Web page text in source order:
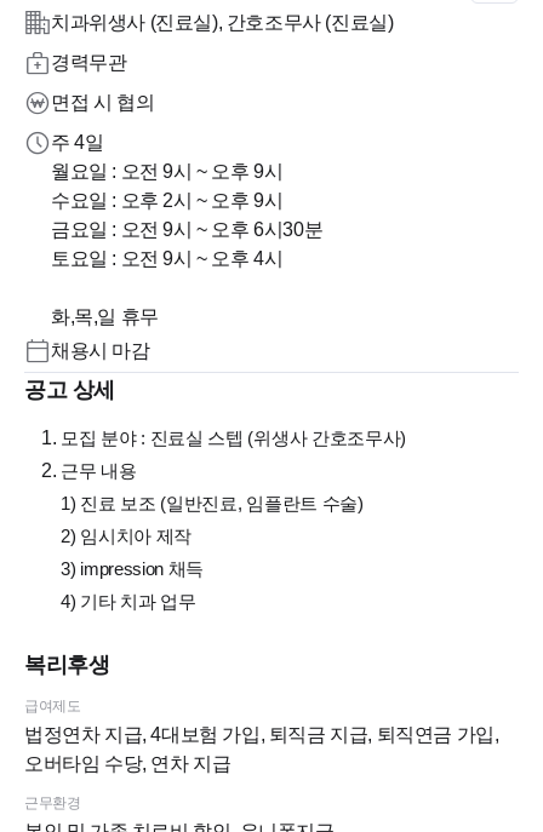
치과위생사 (진료실), 간호조무사 (진료실)
경력무관
면접 시 협의
주 4일
월요일 : 오전 9시 ~ 오후 9시
수요일 : 오후 2시 ~ 오후 9시
금요일 : 오전 9시 ~ 오후 6시30분
토요일 : 오전 9시 ~ 오후 4시
채용시 마감
공고 상세
모집 분야 : 진료실 스텝 (위생사 간호조무사)
근무 내용
1) 진료 보조 (일반진료, 임플란트 수술)
2) 임시치아 제작
3) impression 채득
4) 기타 치과 업무
복리후생
급여제도
법정연차 지급, 4대보험 가입, 퇴직금 지급, 퇴직연금 가입,
오버타임 수당, 연차 지급
근무환경